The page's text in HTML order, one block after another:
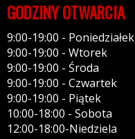
GODZINY OTWARCIA
9:00-19:00 - Poniedziałek
9:00-19:00 - Wtorek
9:00-19:00 - Środa
9:00-19:00 - Czwartek
9:00-19:00 - Piątek
10:00-18:00 - Sobota
12:00-18:00-Niedziela